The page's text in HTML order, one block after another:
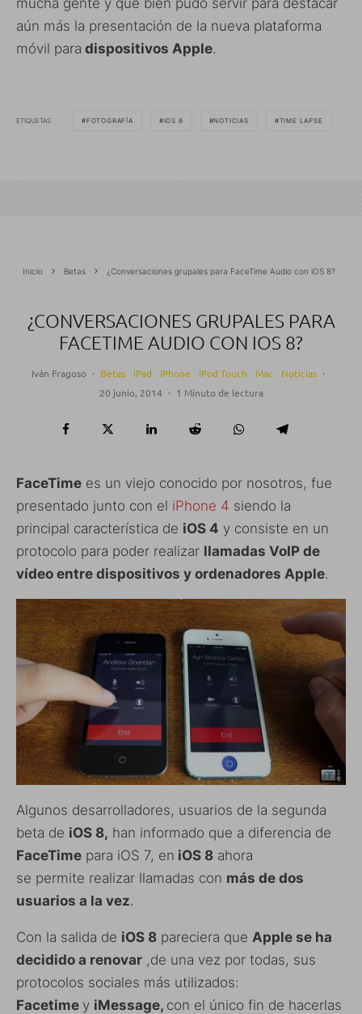
mucha gente y que bien pudo servir para destacar
aún más la presentación de la nueva plataforma
móvil para dispositivos Apple.
ETIQUETAS FOTOGRAFÍA IOS 8 NOTICIAS TIME LAPSE
Inicio Betas ¿Conversaciones grupales para FaceTime Audio con iOS 8?
¿CONVERSACIONES GRUPALES PARA
FACETIME AUDIO CON IOS 8?
Iván Fragoso · Betas iPad iPhone iPod Touch Mac Noticias ·
20 junio, 2014 · 1 Minuto de lectura
FaceTime es un viejo conocido por nosotros, fue
presentado junto con el iPhone 4 siendo la
principal característica de iOS 4 y consiste en un
protocolo para poder realizar llamadas VoIP de
vídeo entre dispositivos y ordenadores Apple.
Algunos desarrolladores, usuarios de la segunda
beta de iOS 8, han informado que a diferencia de
FaceTime para iOS 7, en iOS 8 ahora
se permite realizar llamadas con más de dos
usuarios a la vez.
Con la salida de iOS 8 pareciera que Apple se ha
decidido a renovar ,de una vez por todas, sus
protocolos sociales más utilizados:
Facetime y iMessage, con el único fin de hacerlas